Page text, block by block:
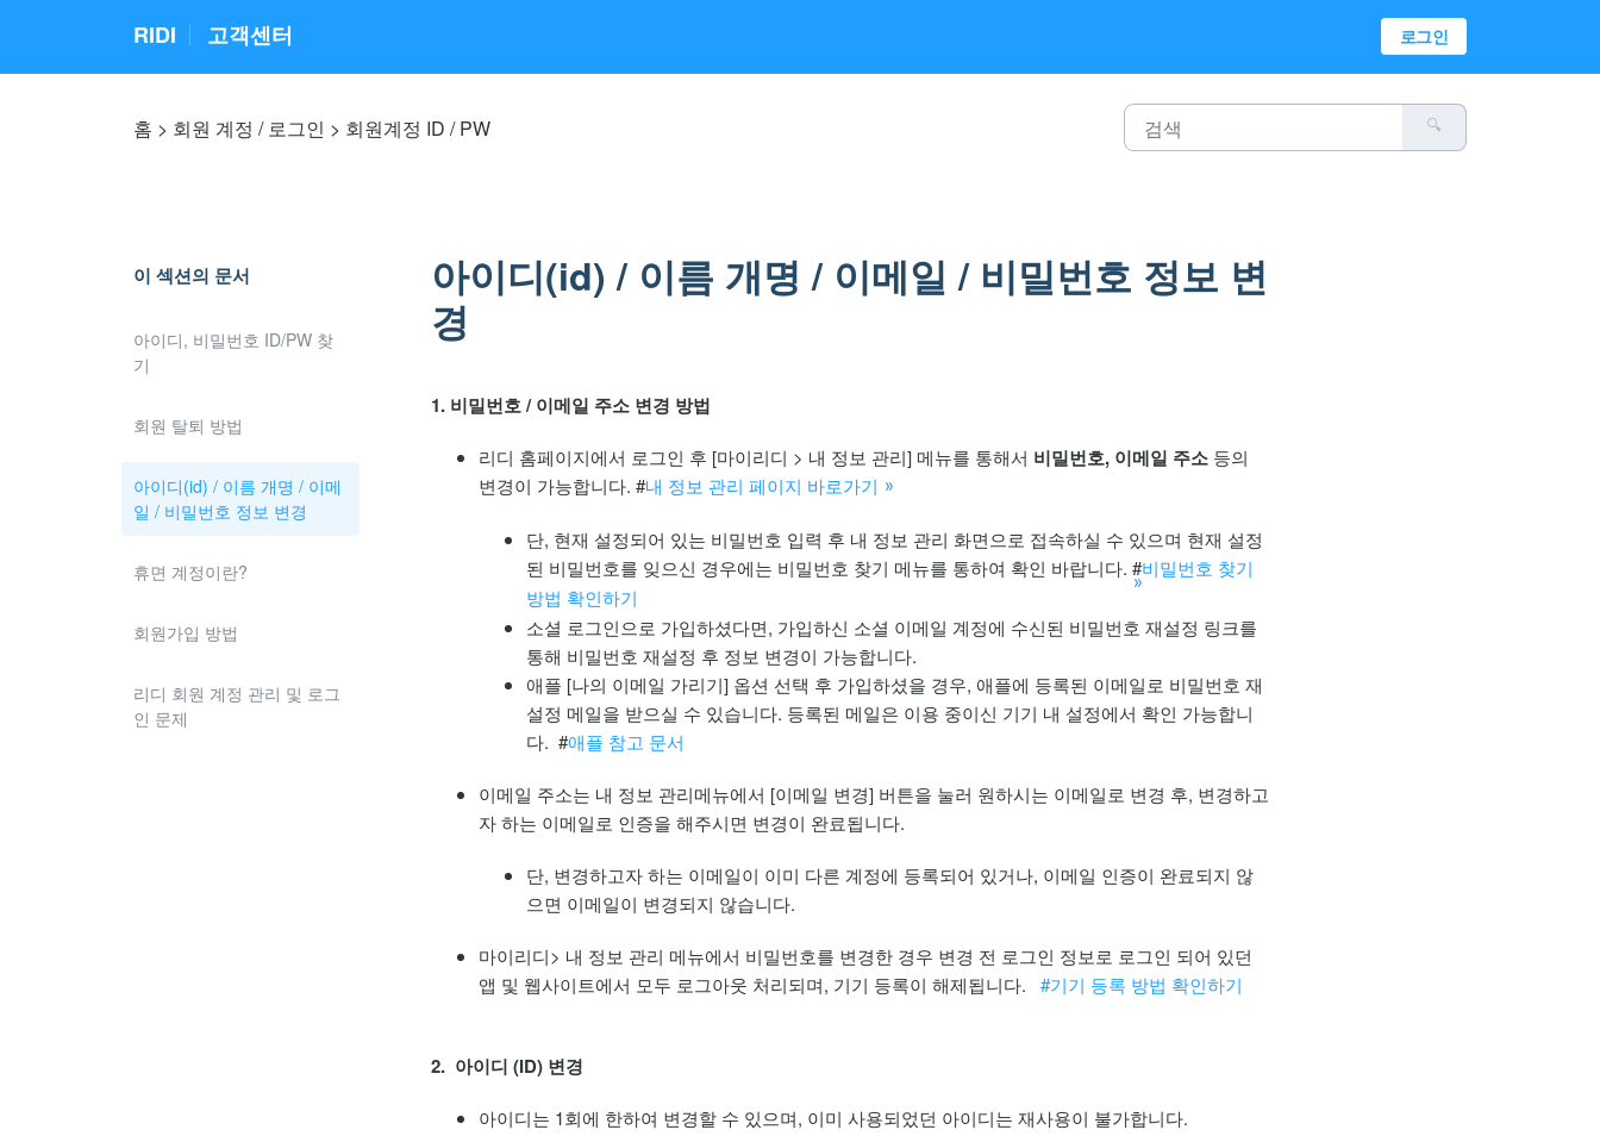
RIDI 고객센터 로그인
홈 회원 계정 / 로그인 회원계정 ID / PW
이 섹션의 문서
아이디, 비밀번호 ID/PW 찾
기
회원 탈퇴 방법
아이디(id) / 이름 개명 / 이메
일 / 비밀번호 정보 변경
휴면 계정이란?
회원가입 방법
리디 회원 계정 관리 및 로그
인 문제
아이디(id) / 이름 개명 / 이메일 / 비밀번호 정보 변
경
1. 비밀번호 / 이메일 주소 변경 방법
리디 홈페이지에서 로그인 후 [마이리디 > 내 정보 관리] 메뉴를 통해서 비밀번호, 이메일 주소 등의
변경이 가능합니다. #내 정보 관리 페이지 바로가기
단, 현재 설정되어 있는 비밀번호 입력 후 내 정보 관리 화면으로 접속하실 수 있으며 현재 설정
된 비밀번호를 잊으신 경우에는 비밀번호 찾기 메뉴를 통하여 확인 바랍니다. #비밀번호 찾기
방법 확인하기
소셜 로그인으로 가입하셨다면, 가입하신 소셜 이메일 계정에 수신된 비밀번호 재설정 링크를
통해 비밀번호 재설정 후 정보 변경이 가능합니다.
애플 [나의 이메일 가리기] 옵션 선택 후 가입하셨을 경우, 애플에 등록된 이메일로 비밀번호 재
설정 메일을 받으실 수 있습니다. 등록된 메일은 이용 중이신 기기 내 설정에서 확인 가능합니
다. #애플 참고 문서
이메일 주소는 내 정보 관리메뉴에서 [이메일 변경] 버튼을 눌러 원하시는 이메일로 변경 후, 변경하고
자 하는 이메일로 인증을 해주시면 변경이 완료됩니다.
단, 변경하고자 하는 이메일이 이미 다른 계정에 등록되어 있거나, 이메일 인증이 완료되지 않
으면 이메일이 변경되지 않습니다.
마이리디> 내 정보 관리 메뉴에서 비밀번호를 변경한 경우 변경 전 로그인 정보로 로그인 되어 있던
앱 및 웹사이트에서 모두 로그아웃 처리되며, 기기 등록이 해제됩니다.
#기기 등록 방법 확인하기
2. 아이디 (ID) 변경
아이디는 1회에 한하여 변경할 수 있으며, 이미 사용되었던 아이디는 재사용이 불가합니다.